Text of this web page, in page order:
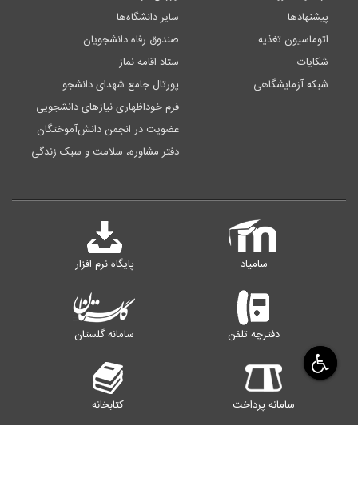
پیشنهادها
اتوماسیون تغذیه
شکایات
شبکه آزمایشگاهی
سایر دانشگاه‌ها
صندوق رفاه دانشجویان
ستاد اقامه نماز
پورتال جامع شهدای دانشجو
فرم خوداظهاری نیازهای دانشجویی
عضویت در انجمن دانش‌آموختگان
دفتر مشاوره، سلامت و سبک زندگی
سامیاد پایگاه نرم افزار
دفترچه تلفن سامانه گلستان
سامانه پرداخت کتابخانه